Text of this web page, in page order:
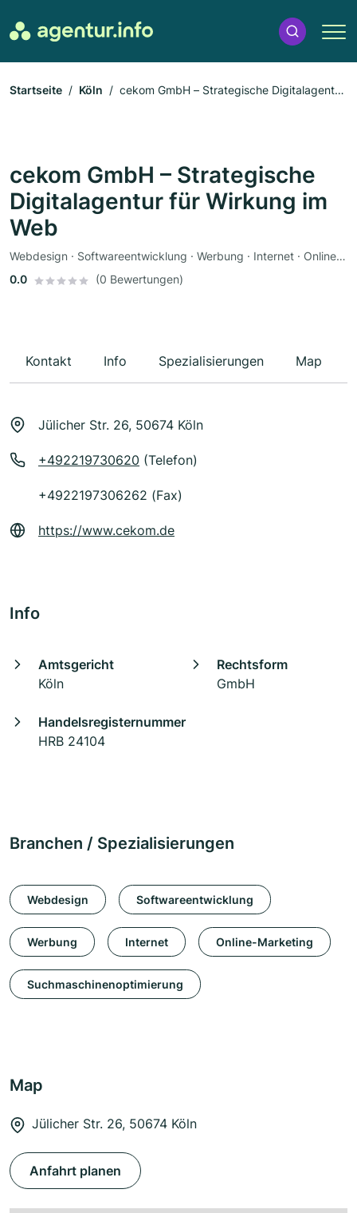
Startseite Köln
cekom GmbH – Strategische Digitalagentur
cekom GmbH – Strategische
Digitalagentur für Wirkung im
Web
Webdesign · Softwareentwicklung · Werbung · Internet · Online-Marketing · Suchmaschinenoptimierung
0.0
(0 Bewertungen)
Kontakt Info Spezialisierungen Map
Jülicher Str. 26, 50674 Köln
+492219730620 (Telefon)
+4922197306262 (Fax)
https://www.cekom.de
Info
Amtsgericht
Köln
Rechtsform
GmbH
Handelsregisternummer
HRB 24104
Branchen / Spezialisierungen
Webdesign Softwareentwicklung
Werbung Internet Online-Marketing
Suchmaschinenoptimierung
Map
Jülicher Str. 26, 50674 Köln
Anfahrt planen